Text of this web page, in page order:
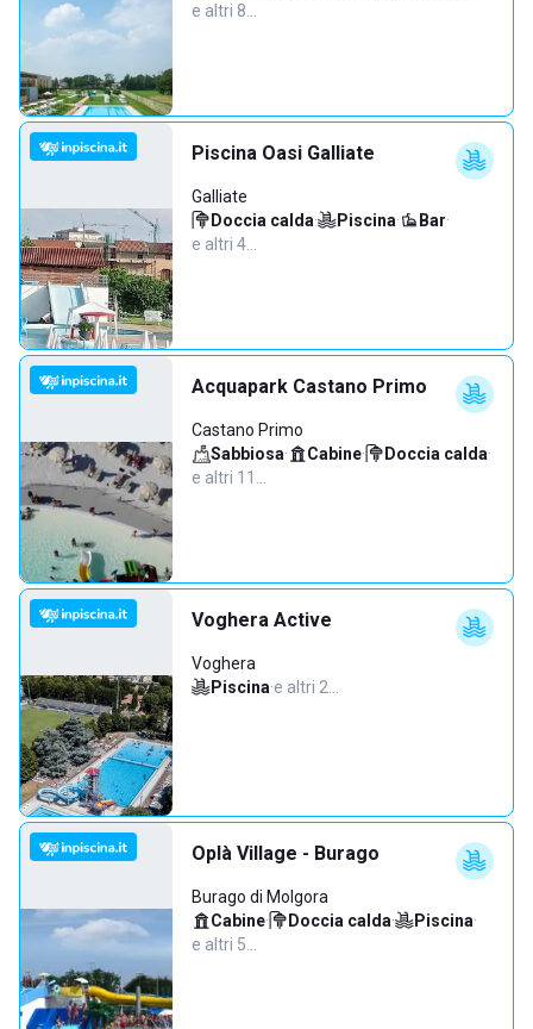
e altri 8…
Piscina Oasi Galliate
Galliate
Doccia calda· Piscina· Bar·
e altri 4…
Acquapark Castano Primo
Castano Primo
Sabbiosa· Cabine· Doccia calda·
e altri 11…
Voghera Active
Voghera
Piscina·e altri 2…
Oplà Village - Burago
Burago di Molgora
Cabine· Doccia calda· Piscina·
e altri 5…